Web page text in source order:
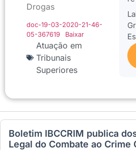
Drogas
doc-19-03-2020-21-46-
05-367619
Baixar
Atuação em
Tribunais
Superiores
Boletim IBCCRIM publica
Legal do Combate ao Crime